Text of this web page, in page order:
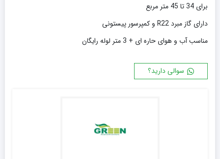
برای 34 تا 45 متر مربع
دارای گاز مبرد R22 و کمپرسور پیستونی
مناسب آب و هوای حاره ای + 3 متر لوله رایگان
سوالی دارید؟